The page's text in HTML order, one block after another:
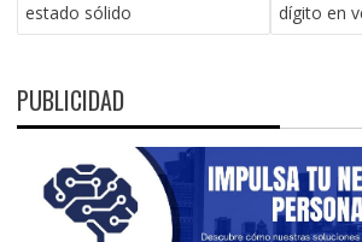
estado sólido
dígito en
PUBLICIDAD